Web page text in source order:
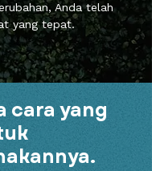
Anda telah
yang tepat.
cara yang